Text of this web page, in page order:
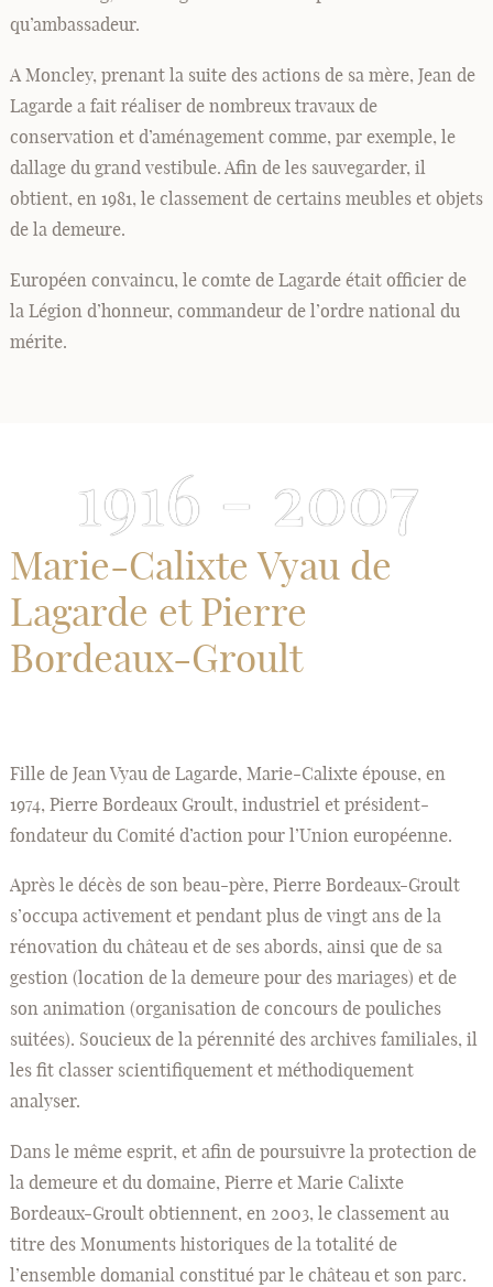
qu’ambassadeur.
A Moncley, prenant la suite des actions de sa mère, Jean de
Lagarde a fait réaliser de nombreux travaux de
conservation et d’aménagement comme, par exemple, le
dallage du grand vestibule. Afin de les sauvegarder, il
obtient, en 1981, le classement de certains meubles et objets
de la demeure.
Européen convaincu, le comte de Lagarde était officier de
la Légion d’honneur, commandeur de l’ordre national du
mérite.
1916 - 2007
Marie-Calixte Vyau de
Lagarde et Pierre
Bordeaux-Groult
Fille de Jean Vyau de Lagarde, Marie-Calixte épouse, en
1974, Pierre Bordeaux Groult, industriel et président-
fondateur du Comité d’action pour l’Union européenne.
Après le décès de son beau-père, Pierre Bordeaux-Groult
s’occupa activement et pendant plus de vingt ans de la
rénovation du château et de ses abords, ainsi que de sa
gestion (location de la demeure pour des mariages) et de
son animation (organisation de concours de pouliches
suitées). Soucieux de la pérennité des archives familiales, il
les fit classer scientifiquement et méthodiquement
analyser.
Dans le même esprit, et afin de poursuivre la protection de
la demeure et du domaine, Pierre et Marie Calixte
Bordeaux-Groult obtiennent, en 2003, le classement au
titre des Monuments historiques de la totalité de
l’ensemble domanial constitué par le château et son parc.